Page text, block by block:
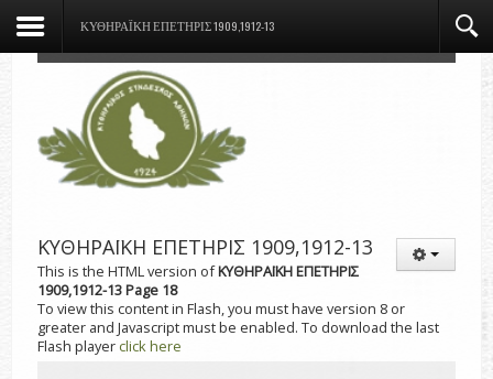
ΚΥΘΗΡΑΪΚΗ ΕΠΕΤΗΡΙΣ 1909,1912-13
ΚΥΘΗΡΑΪΚΗ ΕΠΕΤΗΡΙΣ 1909,1912-13
This is the HTML version ofΚΥΘΗΡΑΪΚΗ ΕΠΕΤΗΡΙΣ
1909,1912-13 Page 18
To view this content in Flash, you must have version 8 or
greater and Javascript must be enabled. To download the last
Flash player click here